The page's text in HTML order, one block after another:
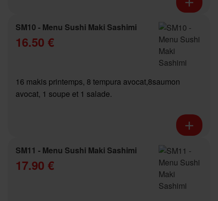
SM10 - Menu Sushi Maki Sashimi
16.50 €
16 makis printemps, 8 tempura avocat,8saumon
avocat, 1 soupe et 1 salade.
SM11 - Menu Sushi Maki Sashimi
17.90 €